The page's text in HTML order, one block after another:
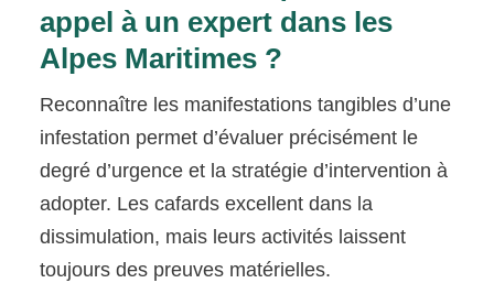
appel à un expert dans les
Alpes Maritimes ?
Reconnaître les manifestations tangibles d’une
infestation permet d’évaluer précisément le
degré d’urgence et la stratégie d’intervention à
adopter. Les cafards excellent dans la
dissimulation, mais leurs activités laissent
toujours des preuves matérielles.